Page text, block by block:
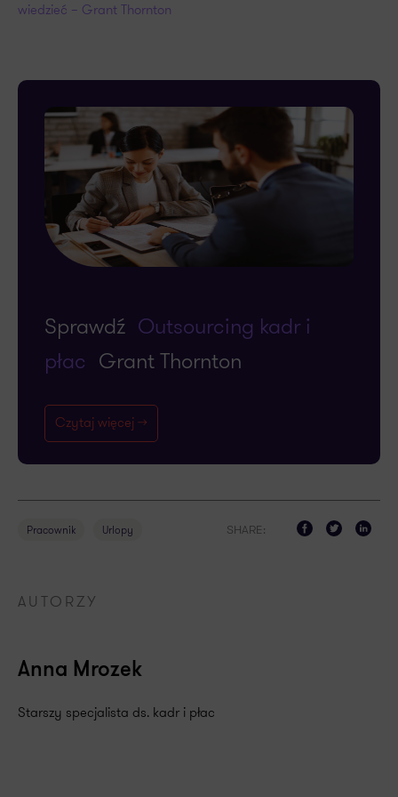
wiedzieć – Grant Thornton
Sprawdź Outsourcing kadr i
płac Grant Thornton
Czytaj więcej ->
Pracownik Urlopy SHARE:
AUTORZY
Anna Mrozek
Starszy specjalista ds. kadr i płac